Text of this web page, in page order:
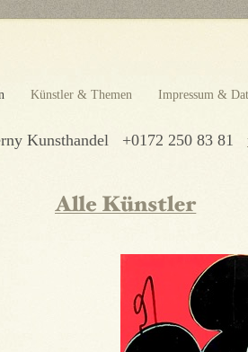
Künstler & Themen Impressum &
Kunsthandel +0172 250 83 81